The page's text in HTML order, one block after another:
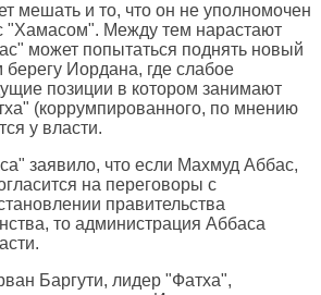
мешать и то, что он не уполномочен
"Хамасом". Между тем нарастают
может попытаться поднять новый
Иордана, где слабое
позиции в котором занимают
(коррумпированного, по мнению
у власти.
заявило, что если Махмуд Аббас,
на переговоры с
правительства
то администрация Аббаса
Баргути, лидер "Фатха",